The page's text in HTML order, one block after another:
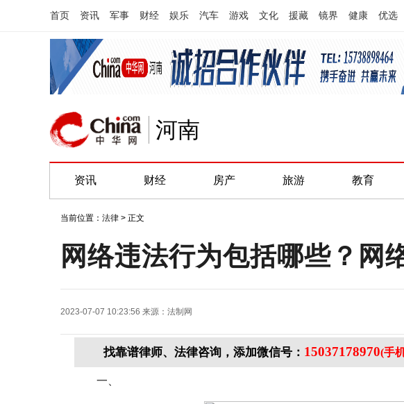
首页 资讯 军事 财经 娱乐 汽车 游戏 文化 援藏 镜界 健康 优选
河南
资讯 财经 房产 旅游 教育
当前位置： 法律 > 正文
网络违法行为包括哪些？网
2023-07-07 10:23:56 来源： 法制网
找靠谱律师、法律咨询，添加微信号： 15037178970(手
一、